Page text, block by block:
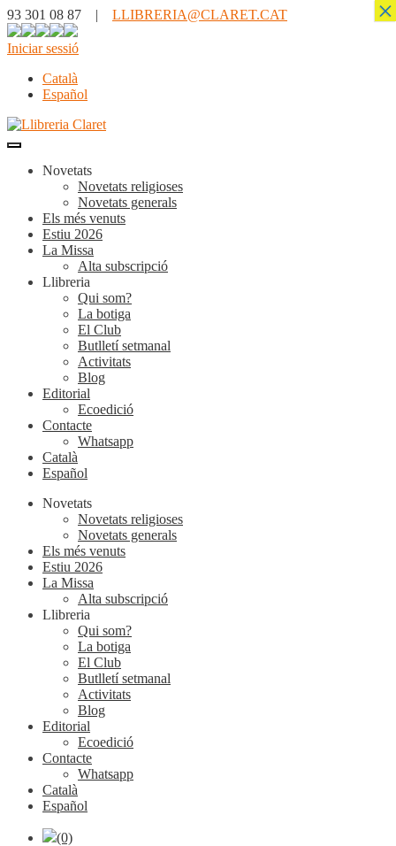
93 301 08 87 | LLIBRERIA@CLARET.CAT
Iniciar sessió
Català
Español
Novetats
Novetats religioses
Novetats generals
Els més venuts
Estiu 2026
La Missa
Alta subscripció
Llibreria
Qui som?
La botiga
El Club
Butlletí setmanal
Activitats
Blog
Editorial
Ecoedició
Contacte
Whatsapp
Català
Español
Novetats
Novetats religioses
Novetats generals
Els més venuts
Estiu 2026
La Missa
Alta subscripció
Llibreria
Qui som?
La botiga
El Club
Butlletí setmanal
Activitats
Blog
Editorial
Ecoedició
Contacte
Whatsapp
Català
Español
(0)
×